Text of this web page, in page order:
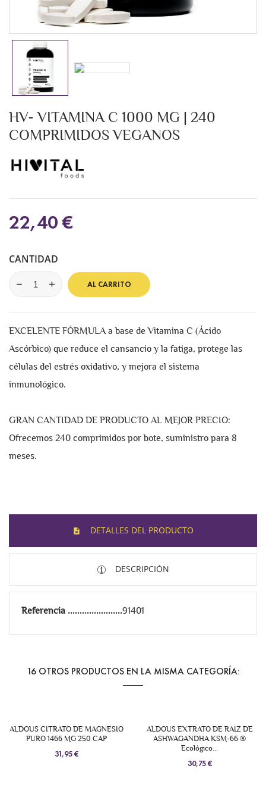
HV- VITAMINA C 1000 MG | 240
COMPRIMIDOS VEGANOS
22,40 €
CANTIDAD
AL CARRITO
EXCELENTE FÓRMULA a base de Vitamina C (Ácido
Ascórbico) que reduce el cansancio y la fatiga, protege las
células del estrés oxidativo, y mejora el sistema
inmunológico.
GRAN CANTIDAD DE PRODUCTO AL MEJOR PRECIO:
Ofrecemos 240 comprimidos por bote, suministro para 8
meses.
DETALLES DEL PRODUCTO
DESCRIPCIÓN
Referencia 91401
16 OTROS PRODUCTOS EN LA MISMA CATEGORÍA:
ALDOUS CITRATO DE MAGNESIO
PURO 1466 MG 250 CAP
31,95 €
ALDOUS EXTRATO DE RAIZ DE
ASHWAGANDHA KSM-66 ®
Ecológico...
30,75 €